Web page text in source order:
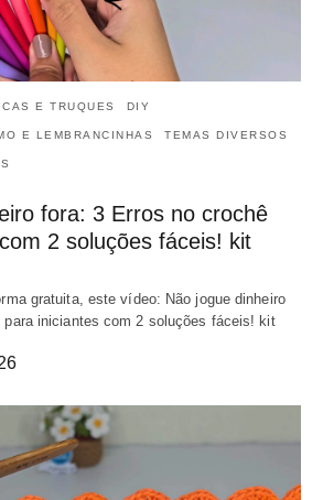
E TRUQUES DIY
E LEMBRANCINHAS TEMAS DIVERSOS
fora: 3 Erros no crochê
2 soluções fáceis! kit
gratuita, este vídeo: Não jogue dinheiro
para iniciantes com 2 soluções fáceis! kit